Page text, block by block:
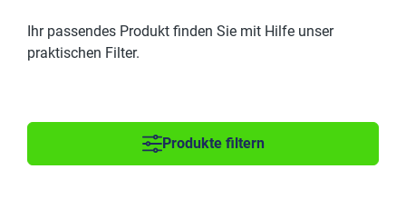
Ihr passendes Produkt finden Sie mit Hilfe unser
praktischen Filter.
Produkte filtern